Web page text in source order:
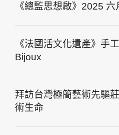
《總監思想啟》2025
《法國活文化遺產》手
Bijoux
拜訪台灣極簡藝術先驅
術生命